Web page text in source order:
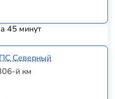
45 минут
Северный
й км